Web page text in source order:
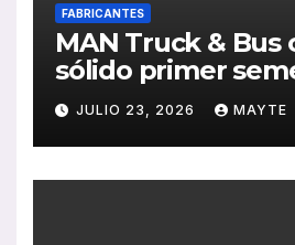
FABRICANTES
MAN Truck & Bus
sólido primer
2026 con
ventas, pedidos y
rentabilidad
JULIO 23, 2026 MAYTE